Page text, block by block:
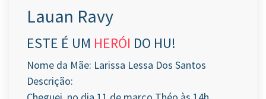
Lauan Ravy
ESTE É UM HERÓI DO HU!
Nome da Mãe: Larissa Lessa Dos Santos
Descrição: